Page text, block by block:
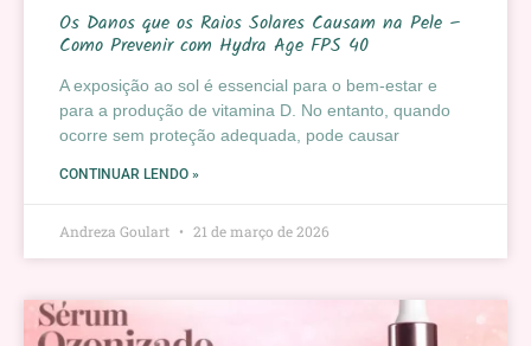
Os Danos que os Raios Solares Causam na Pele –
Como Prevenir com Hydra Age FPS 40
A exposição ao sol é essencial para o bem-estar e
para a produção de vitamina D. No entanto, quando
ocorre sem proteção adequada, pode causar
CONTINUAR LENDO »
Andreza Goulart 21 de março de 2026